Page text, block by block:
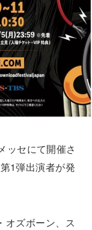
ッセにて開催さ
1弾出演者が発
オズボーン、ス